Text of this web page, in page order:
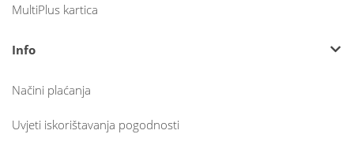
MultiPlus kartica
Info
Načini plaćanja
Uvjeti iskorištavanja pogodnosti